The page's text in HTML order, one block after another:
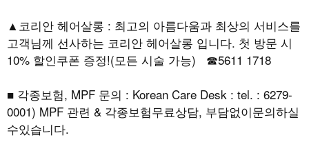
▲코리안 헤어살롱 : 최고의 아름다움과 최상의 서비스를
고객님께 선사하는 코리안 헤어살롱 입니다. 첫 방문 시
10% 할인쿠폰 증정!(모든 시술 가능) ☎5611 1718
■ 각종보험, MPF 문의 : Korean Care Desk : tel. : 6279-
0001) MPF 관련 & 각종보험무료상담, 부담없이문의하실
수있습니다.